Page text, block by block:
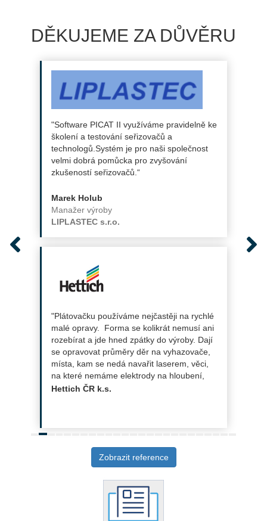
DĚKUJEME ZA DŮVĚRU
Previous
"Software PICAT II využíváme pravidelně ke
školení a testování seřizovačů a
technologů.Systém je pro naši společnost
velmi dobrá pomůcka pro zvyšování
zkušeností seřizovačů.“
Marek Holub
Manažer výroby
LIPLASTEC s.r.o.
"Plátovačku používáme nejčastěji na rychlé
malé opravy. Forma se kolikrát nemusí ani
rozebírat a jde hned zpátky do výroby. Dají
se opravovat průměry děr na vyhazovače,
místa, kam se nedá navařit laserem, věci,
na které nemáme elektrody na hloubení,
vymačkané dělící roviny forem, hrany dutin.
doporučit."
Hettich ČR k.s.
Zobrazit reference